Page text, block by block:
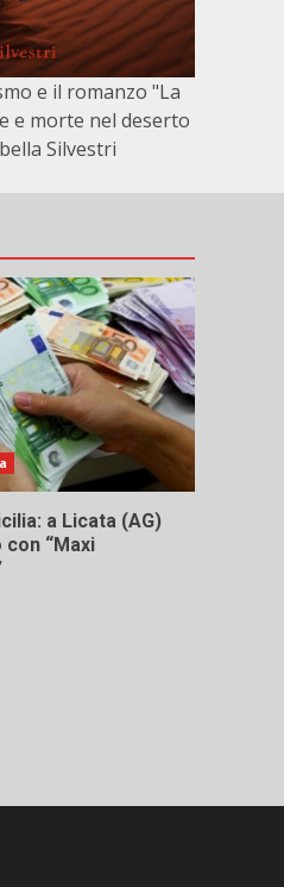
e il romanzo "La
e morte nel deserto
Silvestri
a Licata (AG)
“Maxi